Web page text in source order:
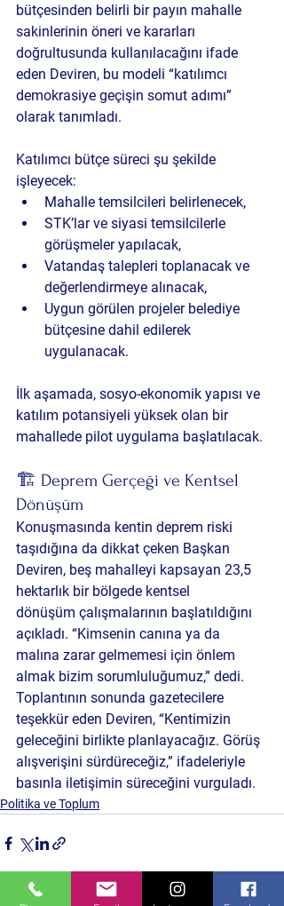
bütçesinden belirli bir payın mahalle
sakinlerinin öneri ve kararları
doğrultusunda kullanılacağını ifade
eden Deviren, bu modeli “katılımcı
demokrasiye geçişin somut adımı”
olarak tanımladı.
Katılımcı bütçe süreci şu şekilde
işleyecek:
Mahalle temsilcileri belirlenecek,
STK’lar ve siyasi temsilcilerle
görüşmeler yapılacak,
Vatandaş talepleri toplanacak ve
değerlendirmeye alınacak,
Uygun görülen projeler belediye
bütçesine dahil edilerek
uygulanacak.
İlk aşamada, sosyo-ekonomik yapısı ve
katılım potansiyeli yüksek olan bir
mahallede pilot uygulama başlatılacak.
🏗️ Deprem Gerçeği ve Kentsel
Dönüşüm
Konuşmasında kentin deprem riski
taşıdığına da dikkat çeken Başkan
Deviren, beş mahalleyi kapsayan 23,5
hektarlık bir bölgede kentsel
dönüşüm çalışmalarının başlatıldığını
açıkladı. “Kimsenin canına ya da
malına zarar gelmemesi için önlem
almak bizim sorumluluğumuz,” dedi.
Toplantının sonunda gazetecilere
teşekkür eden Deviren, “Kentimizin
geleceğini birlikte planlayacağız. Görüş
alışverişini sürdüreceğiz,” ifadeleriyle
basınla iletişimin süreceğini vurguladı.
Politika ve Toplum